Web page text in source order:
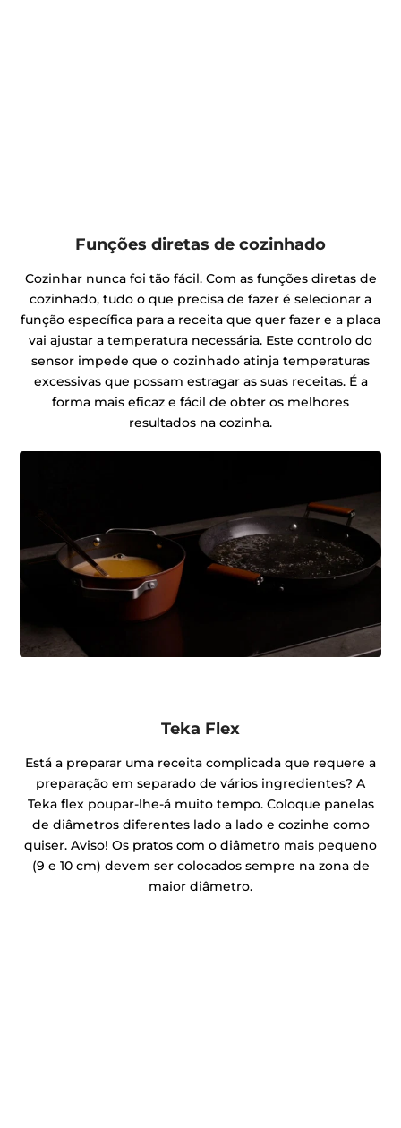
Funções diretas de cozinhado
Cozinhar nunca foi tão fácil. Com as funções diretas de
cozinhado, tudo o que precisa de fazer é selecionar a
função específica para a receita que quer fazer e a placa
vai ajustar a temperatura necessária. Este controlo do
sensor impede que o cozinhado atinja temperaturas
excessivas que possam estragar as suas receitas. É a
forma mais eficaz e fácil de obter os melhores
resultados na cozinha.
Teka Flex
Está a preparar uma receita complicada que requere a
preparação em separado de vários ingredientes? A
Teka flex poupar-lhe-á muito tempo. Coloque panelas
de diâmetros diferentes lado a lado e cozinhe como
quiser. Aviso! Os pratos com o diâmetro mais pequeno
(9 e 10 cm) devem ser colocados sempre na zona de
maior diâmetro.